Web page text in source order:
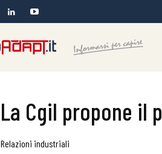
La Cgil propone il
Relazioni industriali